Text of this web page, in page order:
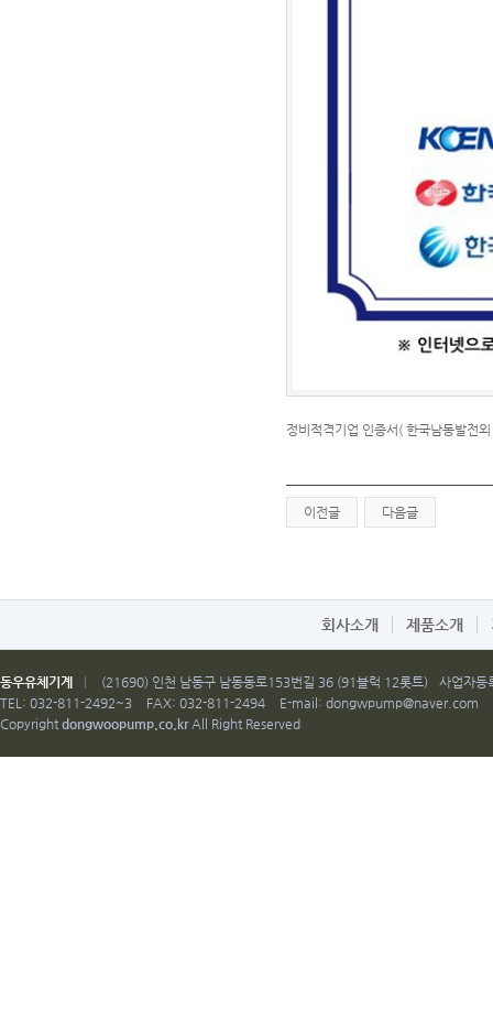
정비적격기업 인증서( 한국남동발전
이전글 다음글
회사소개 제품소개
동우유체기계 (21690) 인천 남동구 남동동로153번길 36 (91블럭 12롯트)
사업자
TEL: 032-811-2492~3
FAX: 032-811-2494 E-mail: dongwpump@naver.com
Copyright dongwoopump.co.krAll Right Reserved